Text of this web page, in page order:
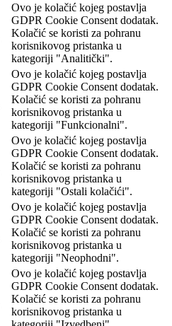
Ovo je kolačić kojeg postavlja
GDPR Cookie Consent dodatak.
Kolačić se koristi za pohranu
korisnikovog pristanka u
kategoriji "Analitički".
Ovo je kolačić kojeg postavlja
GDPR Cookie Consent dodatak.
Kolačić se koristi za pohranu
korisnikovog pristanka u
kategoriji "Funkcionalni".
Ovo je kolačić kojeg postavlja
GDPR Cookie Consent dodatak.
Kolačić se koristi za pohranu
korisnikovog pristanka u
kategoriji "Ostali kolačići".
Ovo je kolačić kojeg postavlja
GDPR Cookie Consent dodatak.
Kolačić se koristi za pohranu
korisnikovog pristanka u
kategoriji "Neophodni".
Ovo je kolačić kojeg postavlja
GDPR Cookie Consent dodatak.
Kolačić se koristi za pohranu
korisnikovog pristanka u